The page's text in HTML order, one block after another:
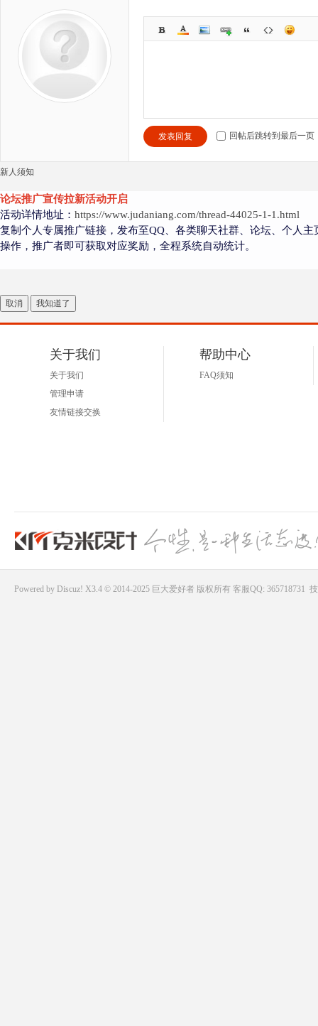
发表回复 回帖后跳转到最后一页
新人须知
论坛推广宣传拉新活动开启
活动详情地址： https://www.judaniang.com/thread-44025-1-1.html
复制个人专属推广链接，发布至QQ、各类聊天社群、论坛、个人
操作，推广者即可获取对应奖励，全程系统自动统计。
取消 我知道了
关于我们
关于我们
管理申请
友情链接交换
帮助中心
FAQ须知
Powered by Discuz! X3.4 © 2014-2025 巨大爱好者版权所有 客服QQ: 365718731